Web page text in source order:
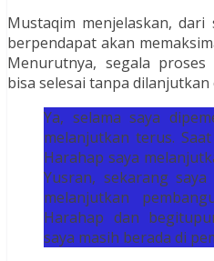
Mustaqim menjelaskan,
berpendapat akan
Menurutnya, segala
bisa selesai tanpa
Ya, selama saya
melanjutkan terus.
Harahap saya
Yusran, sekarang
melanjutkan
Harahap dan
saya masih berada di